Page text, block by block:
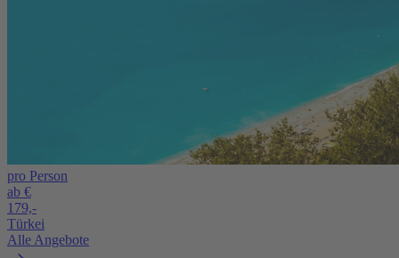
pro Person
ab €
179,-
Türkei
Alle Angebote